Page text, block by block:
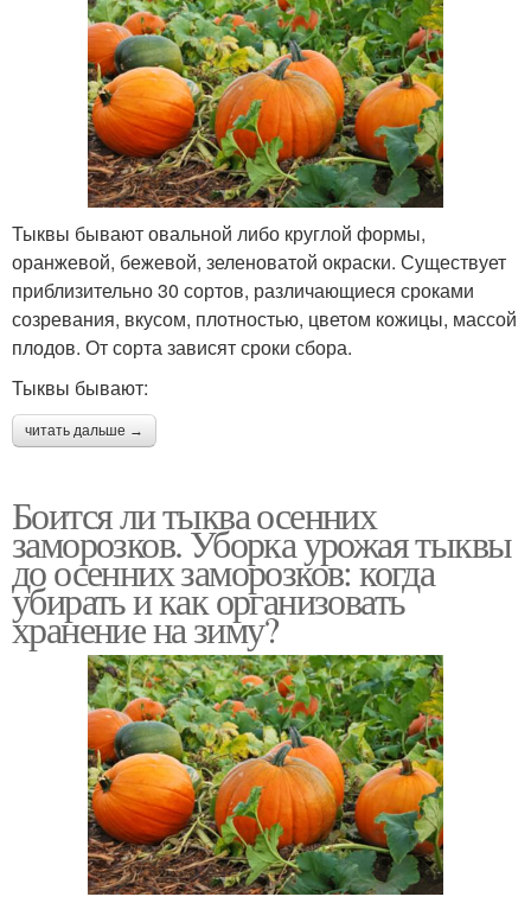
Тыквы бывают овальной либо круглой формы,
оранжевой, бежевой, зеленоватой окраски. Существует
приблизительно 30 сортов, различающиеся сроками
созревания, вкусом, плотностью, цветом кожицы, массой
плодов. От сорта зависят сроки сбора.
Тыквы бывают:
читать дальше →
Боится ли тыква осенних
заморозков. Уборка урожая тыквы
до осенних заморозков: когда
убирать и как организовать
хранение на зиму?